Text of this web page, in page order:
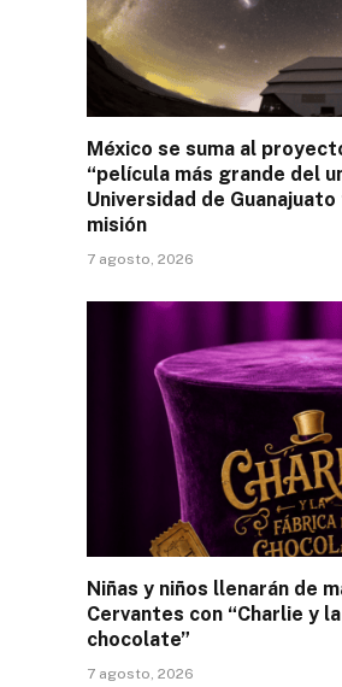
México se suma al
“película más grande del
Universidad de
misión
7 agosto, 2026
Niñas y niños llenarán de
Cervantes con “Charlie y
chocolate”
7 agosto, 2026